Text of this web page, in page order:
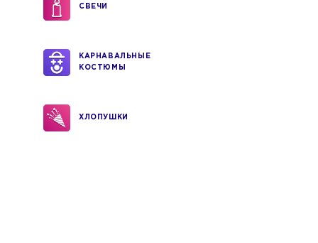
СВЕЧИ
КАРНАВАЛЬНЫЕ
КОСТЮМЫ
ХЛОПУШКИ